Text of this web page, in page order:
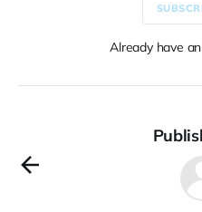
Already have